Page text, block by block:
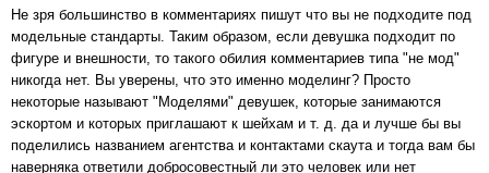
Не зря большинство в комментариях пишут что вы не подходите под
модельные стандарты. Таким образом, если девушка подходит по
фигуре и внешности, то такого обилия комментариев типа "не мод"
никогда нет. Вы уверены, что это именно моделинг? Просто
некоторые называют "Моделями" девушек, которые занимаются
эскортом и которых приглашают к шейхам и т. д. да и лучше бы вы
поделились названием агентства и контактами скаута и тогда вам бы
наверняка ответили добросовестный ли это человек или нет